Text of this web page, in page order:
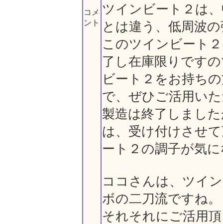
コメ
ント
ツインビート２は
とは違う、低周波
このツインビート
了し在庫限りです
ビート２をお持ち
で、ぜひご活用い
製造は終了しまし
は、受け付けさせ
ート２の調子が気
ココさんは、ツイ
ボの二刀流ですね。
それそれにご活用